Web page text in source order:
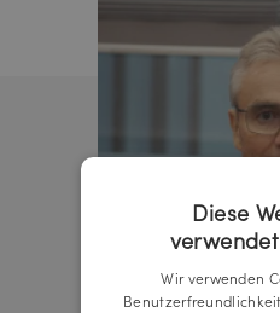
Diese
Wir verwenden